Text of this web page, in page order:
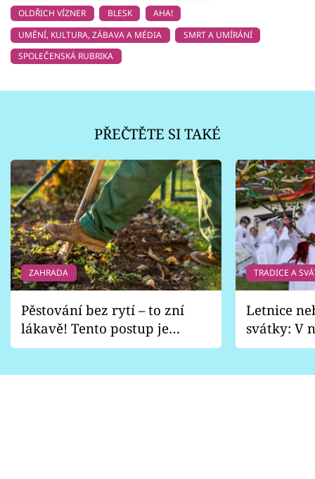
OLDŘICH VÍZNER
BLESK
AHA!
UMĚNÍ, KULTURA, ZÁBAVA A MÉDIA
SMRT A UMÍRÁNÍ
SPOLEČENSKÁ RUBRIKA
PŘEČTĚTE SI TAKÉ
ZAHRADA
Pěstování bez rytí – to zní
lákavě! Tento postup je
vhodný jen pro některé
TRADICE A
Letnice
svátky: V
pondělí